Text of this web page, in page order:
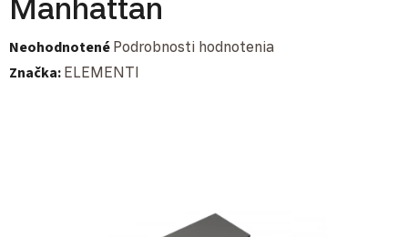
Priemerné hodnotenie produktu je 0,0 z 5 hviezdičiek.
Neohodnotené Podrobnosti hodnotenia
Značka: ELEMENTI